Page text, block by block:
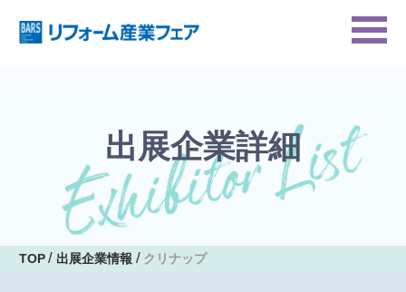
出展企業詳細
TOP 出展企業情報 クリナップ